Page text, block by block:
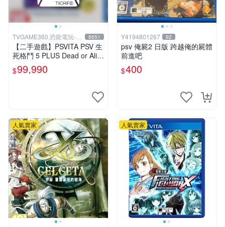
TVGAME360 恐龍電玩-台
中店
8651
【二手遊戲】PSVITA PSV 生
死格鬥 5 PLUS Dead or Aliv
e 5 Plus 中文【台中恐龍電
玩】
$99,990
Y4194801267 92
psv 俺屍2 日版 跨越俺的屍體
前進吧
$400
人氣賣家 人氣賣家